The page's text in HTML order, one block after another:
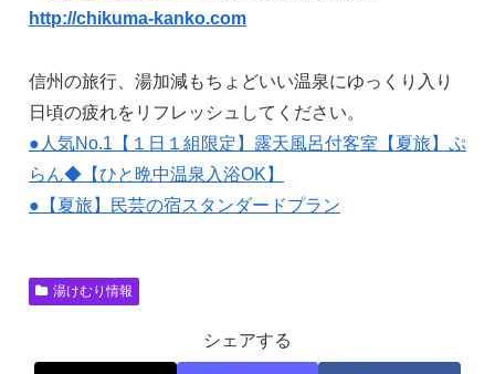
http://chikuma-kanko.com
信州の旅行、湯加減もちょどいい温泉にゆっくり入り
日頃の疲れをリフレッシュしてください。
●人気No.1【１日１組限定】露天風呂付客室【夏旅】ぷ
らん◆【ひと晩中温泉入浴OK】
●【夏旅】民芸の宿スタンダードプラン
湯けむり情報
シェアする